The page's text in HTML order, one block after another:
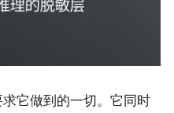
它做到的一切。它同时